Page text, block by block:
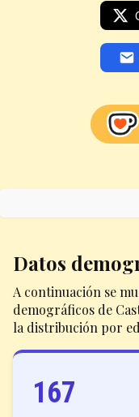
Datos
A continuación se
demográficos de
la distribución por
167